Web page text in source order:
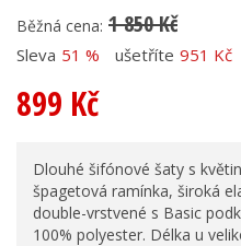
Běžná cena: 1 850 Kč
Sleva 51 % ušetříte 951 Kč
899 Kč
Dlouhé šifónové šaty s
špagetová ramínka, široká
double-vrstvené s Basic
100% polyester. Délka u